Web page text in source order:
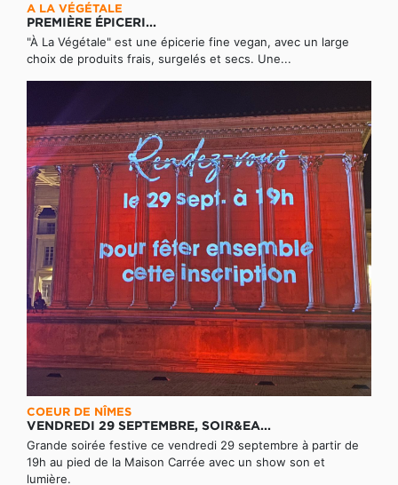
A LA VÉGÉTALE
PREMIÈRE ÉPICERI...
"À La Végétale" est une épicerie fine vegan, avec un large
choix de produits frais, surgelés et secs. Une...
COEUR DE NÎMES
VENDREDI 29 SEPTEMBRE, SOIR&EA...
Grande soirée festive ce vendredi 29 septembre à partir de
19h au pied de la Maison Carrée avec un show son et
lumière.